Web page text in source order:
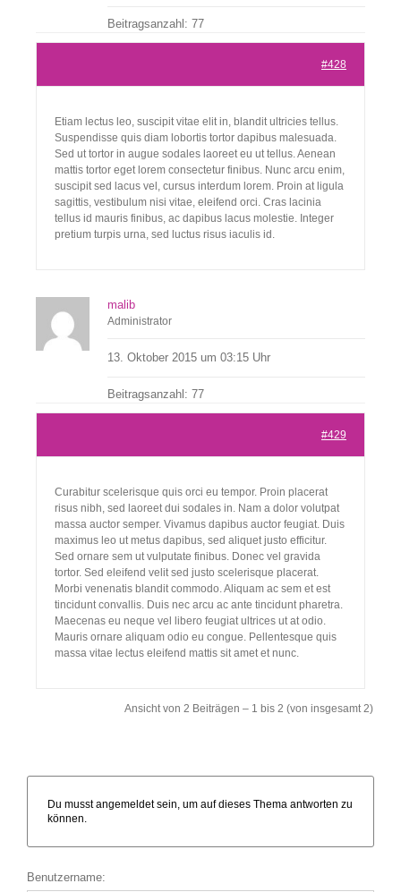
Kontakt
Beitragsanzahl: 77
#428
Etiam lectus leo, suscipit vitae elit in, blandit ultricies tellus.
Suspendisse quis diam lobortis tortor dapibus malesuada.
Sed ut tortor in augue sodales laoreet eu ut tellus. Aenean
mattis tortor eget lorem consectetur finibus. Nunc arcu enim,
suscipit sed lacus vel, cursus interdum lorem. Proin at ligula
sagittis, vestibulum nisi vitae, eleifend orci. Cras lacinia
tellus id mauris finibus, ac dapibus lacus molestie. Integer
pretium turpis urna, sed luctus risus iaculis id.
malib
Administrator
13. Oktober 2015 um 03:15 Uhr
Beitragsanzahl: 77
#429
Curabitur scelerisque quis orci eu tempor. Proin placerat
risus nibh, sed laoreet dui sodales in. Nam a dolor volutpat
massa auctor semper. Vivamus dapibus auctor feugiat. Duis
maximus leo ut metus dapibus, sed aliquet justo efficitur.
Sed ornare sem ut vulputate finibus. Donec vel gravida
tortor. Sed eleifend velit sed justo scelerisque placerat.
Morbi venenatis blandit commodo. Aliquam ac sem et est
tincidunt convallis. Duis nec arcu ac ante tincidunt pharetra.
Maecenas eu neque vel libero feugiat ultrices ut at odio.
Mauris ornare aliquam odio eu congue. Pellentesque quis
massa vitae lectus eleifend mattis sit amet et nunc.
Ansicht von 2 Beiträgen – 1 bis 2 (von insgesamt 2)
Du musst angemeldet sein, um auf dieses Thema antworten zu
können.
Benutzername: